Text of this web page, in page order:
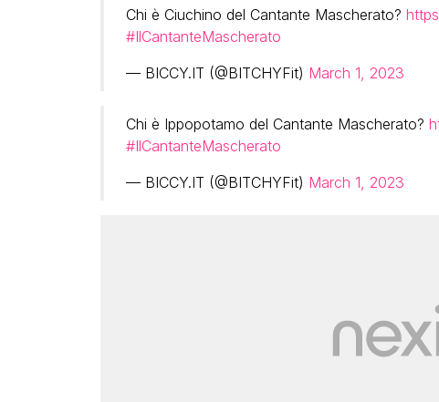
Chi è Ciuchino del Cantante Mascherato?
#IlCantanteMascherato
— BICCY.IT (@BITCHYFit) March 1, 2023
Chi è Ippopotamo del Cantante Mascherato?
#IlCantanteMascherato
— BICCY.IT (@BITCHYFit) March 1, 2023